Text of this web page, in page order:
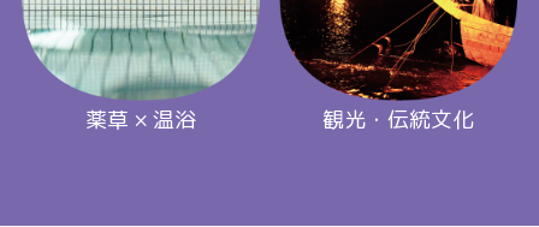
薬草 × 温浴 観光・伝統文化